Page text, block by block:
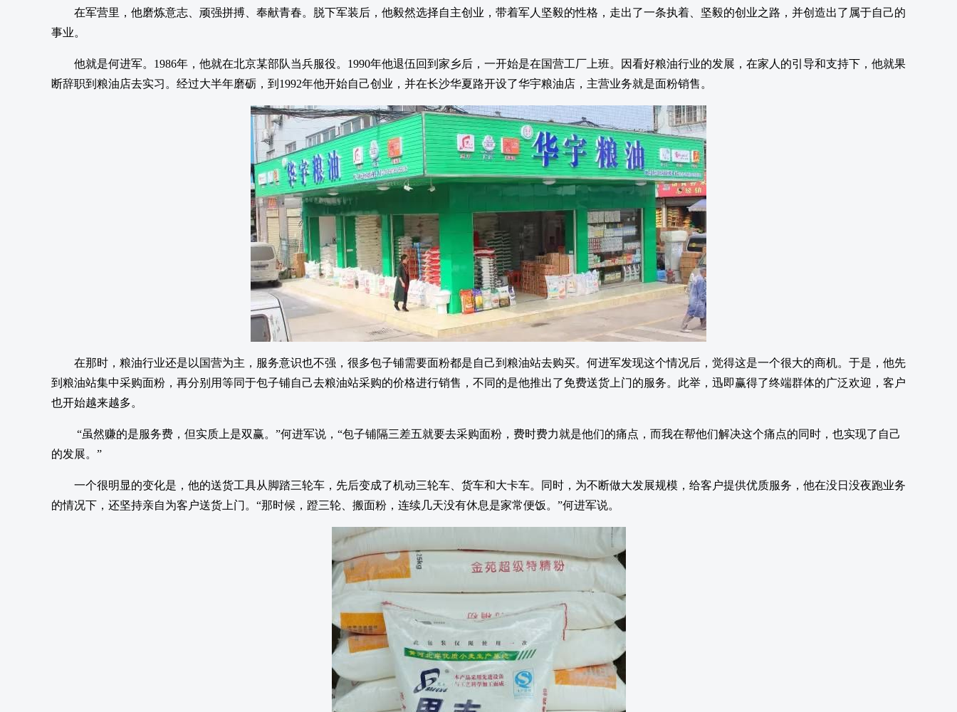
在军营里，他磨炼意志、顽强拼搏、奉献青春。脱下军装后，他毅然选择自主创业，带着军人坚毅的性格，走出了一条执着、坚毅的创业之路，并创造出了属于自己的
事业。
他就是何进军。1986年，他就在北京某部队当兵服役。1990年他退伍回到家乡后，一开始是在国营工厂上班。因看好粮油行业的发展，在家人的引导和支持下，他就果
断辞职到粮油店去实习。经过大半年磨砺，到1992年他开始自己创业，并在长沙华夏路开设了华宇粮油店，主营业务就是面粉销售。
在那时，粮油行业还是以国营为主，服务意识也不强，很多包子铺需要面粉都是自己到粮油站去购买。何进军发现这个情况后，觉得这是一个很大的商机。于是，他先
到粮油站集中采购面粉，再分别用等同于包子铺自己去粮油站采购的价格进行销售，不同的是他推出了免费送货上门的服务。此举，迅即赢得了终端群体的广泛欢迎，客户
也开始越来越多。
“虽然赚的是服务费，但实质上是双赢。”何进军说，“包子铺隔三差五就要去采购面粉，费时费力就是他们的痛点，而我在帮他们解决这个痛点的同时，也实现了自己
的发展。”
一个很明显的变化是，他的送货工具从脚踏三轮车，先后变成了机动三轮车、货车和大卡车。同时，为不断做大发展规模，给客户提供优质服务，他在没日没夜跑业务
的情况下，还坚持亲自为客户送货上门。“那时候，蹬三轮、搬面粉，连续几天没有休息是家常便饭。”何进军说。